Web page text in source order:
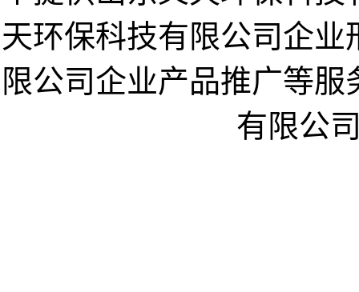
天环保科技有限公司企
限公司企业产品推广等
有限公